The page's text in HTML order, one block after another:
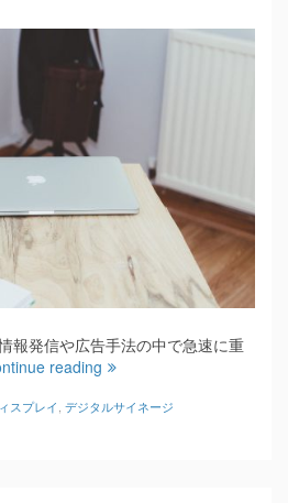
報発信や広告手法の中で急速に重
reading
スプレイ デジタルサイネージ